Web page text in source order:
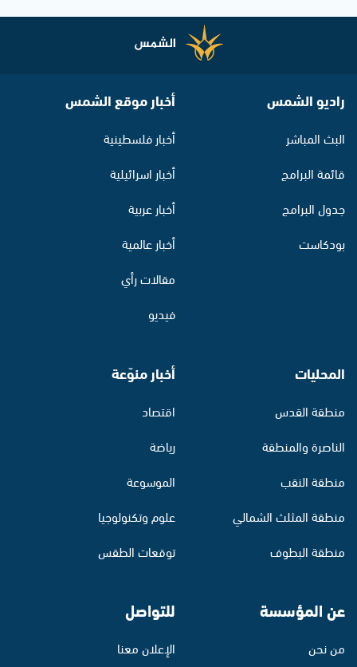
راديو الشمس
البث المباشر
قائمة البرامج
جدول البرامج
بودكاست
أخبار موقع الشمس
أخبار فلسطينية
أخبار اسرائيلية
أخبار عربية
أخبار عالمية
مقالات رأي
فيديو
المحليات
منطقة القدس
الناصرة والمنطقة
منطقة النقب
منطقة المثلث الشمالي
منطقة البطوف
أخبار منوّعة
اقتصاد
رياضة
الموسوعة
علوم وتكنولوجيا
توقعات الطقس
عن المؤسسة
من نحن
للتواصل
الإعلان معنا